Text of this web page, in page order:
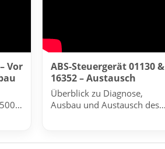
Vor
ABS-Steuergerät 01130 &
16352 – Austausch
Überblick zu Diagnose,
Ausbau und Austausch des